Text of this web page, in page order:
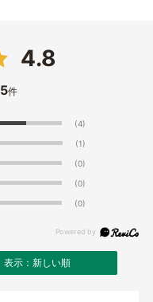
4.8
5件
(4)
(1)
(0)
(0)
(0)
表示：新しい順